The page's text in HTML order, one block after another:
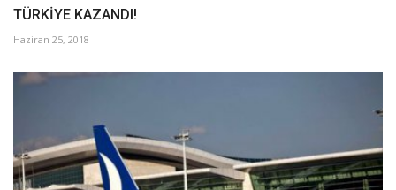
TÜRKİYE KAZANDI!
Haziran 25, 2018